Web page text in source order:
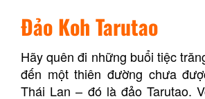
Đảo Koh Tarutao
Hãy quên đi những buổi tiệc
đến một thiên đường chưa
Thái Lan – đó là đảo Tarutao.